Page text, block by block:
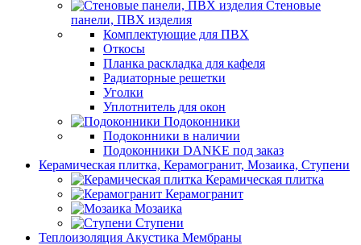
Стеновые
панели, ПВХ изделия
Комплектующие для ПВХ
Откосы
Планка раскладка для кафеля
Радиаторные решетки
Уголки
Уплотнитель для окон
Подоконники
Подоконники в наличии
Подоконники DANKE под заказ
Керамическая плитка, Керамогранит, Мозаика, Ступени
Керамическая плитка
Керамогранит
Мозаика
Ступени
Теплоизоляция Акустика Мембраны